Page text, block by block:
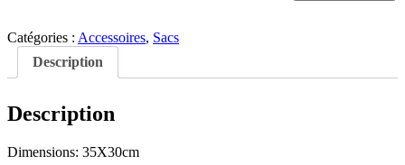
Catégories : Accessoires, Sacs
Description
Description
Dimensions: 35X30cm